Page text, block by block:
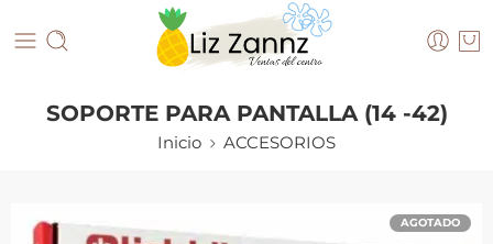
SOPORTE PARA PANTALLA (14 -42)
Inicio ACCESORIOS
AGOTADO